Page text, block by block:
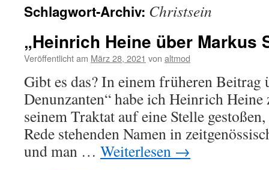
Schlagwort-Archiv: Christsein
„Heinrich Heine über Markus
Veröffentlicht am März 28, 2021 von altmod
Gibt es das? In einem früheren Beitrag
Denunzanten“ habe ich Heinrich
seinem Traktat auf eine Stelle
Rede stehenden Namen in
und man … Weiterlesen →